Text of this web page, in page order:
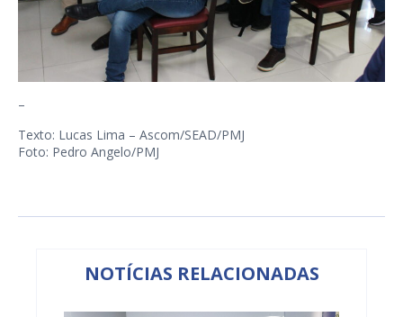
–
Texto: Lucas Lima – Ascom/SEAD/PMJ
Foto: Pedro Angelo/PMJ
NOTÍCIAS RELACIONADAS